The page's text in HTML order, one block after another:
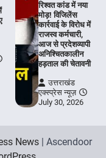
रिश्वत कांड में नया
मोड़! विजिलेंस
कार्रवाई के विरोध में
राजस्व कर्मचारी,
आज से प्रदेशव्यापी
अनिश्चितकालीन
हड़ताल की चेतावनी
उत्तराखंड
एक्स्प्रेस न्यूज़
July 30, 2026
News | Ascendoor